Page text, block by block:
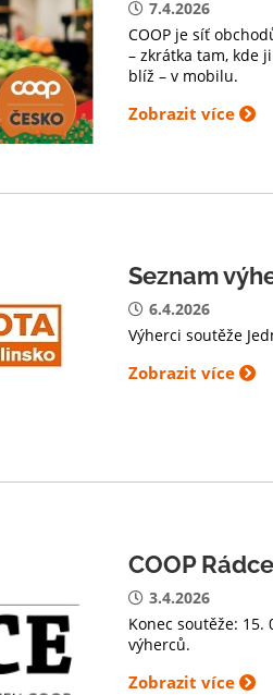
7.4.2026
COOP je síť
– zkrátka tam, kde
blíž – v mobilu.
Zobrazit více
Seznam
6.4.2026
Výherci soutěže
Zobrazit více
COOP
3.4.2026
Konec soutěže:
výherců.
Zobrazit více